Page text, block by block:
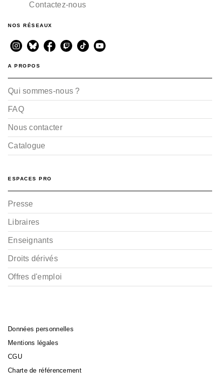
Contactez-nous
NOS RÉSEAUX
A PROPOS
Qui sommes-nous ?
FAQ
Nous contacter
Catalogue
ESPACES PRO
Presse
Libraires
Enseignants
Droits dérivés
Offres d'emploi
Données personnelles
Mentions légales
CGU
Charte de référencement